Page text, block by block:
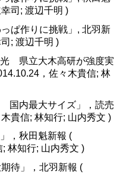
司; 渡辺千明 )
ぱ作りに挑戦」, 北羽新
; 渡辺千明 )
光 県立大木高研が強度実
，佐々木貴信; 林
国内最大サイズ」，読売
貴信; 林知行; 山内秀文 )
，秋田魁新報 (
林知行; 山内秀文 )
待」，北羽新報 (